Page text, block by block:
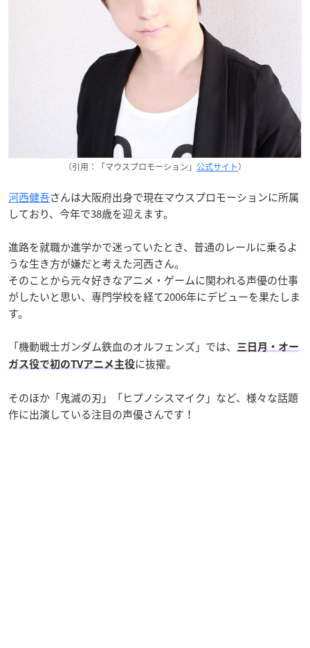
（引用：「マウスプロモーション」 公式サイト）
河西健吾さんは大阪府出身で現在マウスプロモーションに所属
しており、今年で38歳を迎えます。
進路を就職か進学かで迷っていたとき、普通のレールに乗るよ
うな生き方が嫌だと考えた河西さん。
そのことから元々好きなアニメ・ゲームに関われる声優の仕事
がしたいと思い、専門学校を経て2006年にデビューを果たしま
す。
「機動戦士ガンダム鉄血のオルフェンズ」では、
三日月・オー
ガス役で初のTVアニメ主役に抜擢。
そのほか「鬼滅の刃」「ヒプノシスマイク」など、様々な話題
作に出演している注目の声優さんです！